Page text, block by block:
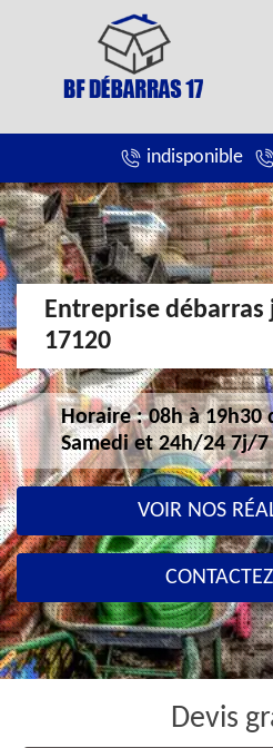
indisponible
Entreprise débarras
17120
Horaire : 08h à 19h30
Samedi et 24h/24 7j/7
VOIR NOS
Devis